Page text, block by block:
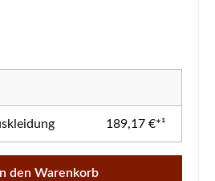
189,17 €*¹
oder benutze die Schaltflächen um die
In den Warenkorb